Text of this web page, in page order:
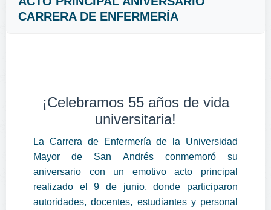
CARRERA DE ENFERMERÍA
¡Celebramos 55 años de vida
universitaria!
La Carrera de Enfermería de la Universidad
Mayor de San Andrés conmemoró su
aniversario con un emotivo acto principal
realizado el 9 de junio, donde participaron
autoridades, docentes, estudiantes y personal